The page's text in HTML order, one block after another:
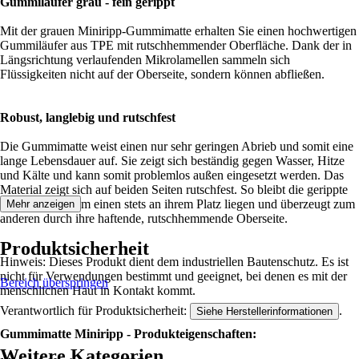
Mit der grauen Miniripp-Gummimatte erhalten Sie einen hochwertigen
Gummiläufer aus TPE mit rutschhemmender Oberfläche. Dank der in
Längsrichtung verlaufenden Mikrolamellen sammeln sich
Flüssigkeiten nicht auf der Oberseite, sondern können abfließen.
Robust, langlebig und rutschfest
Die Gummimatte weist einen nur sehr geringen Abrieb und somit eine
lange Lebensdauer auf. Sie zeigt sich beständig gegen Wasser, Hitze
und Kälte und kann somit problemlos außen eingesetzt werden. Das
Material zeigt sich auf beiden Seiten rutschfest. So bleibt die gerippte
Gummiplatte zum einen stets an ihrem Platz liegen und überzeugt zum
anderen durch ihre haftende, rutschhemmende Oberseite.
Hinweis: Dieses Produkt dient dem industriellen Bautenschutz. Es ist
nicht für Verwendungen bestimmt und geeignet, bei denen es mit der
menschlichen Haut in Kontakt kommt.
Gummimatte Miniripp - Produkteigenschaften:
Mehr anzeigen
Produktsicherheit
Bereich überspringen
Verantwortlich für Produktsicherheit: Siehe Herstellerinformationen .